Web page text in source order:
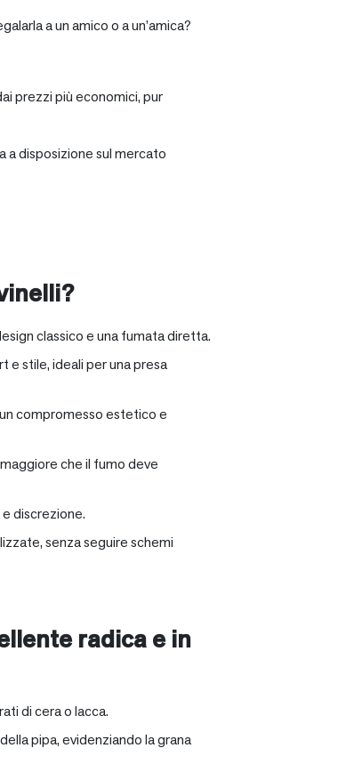
a un amico o a un’amica?
prezzi più economici, pur
a disposizione sul mercato
classico e una fumata diretta.
e stile, ideali per una presa
compromesso estetico e
che il fumo deve
discrezione.
senza seguire schemi
radica e in
di cera o lacca.
pipa, evidenziando la grana